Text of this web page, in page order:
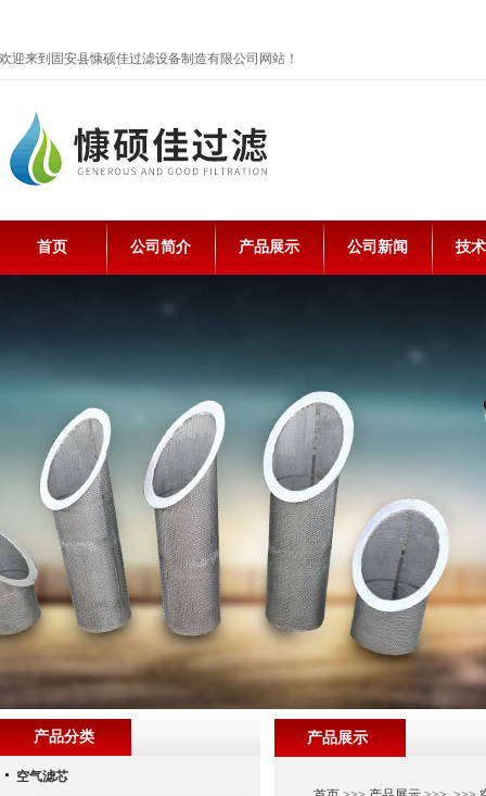
欢迎来到固安县慷硕佳过滤设备制造有限公司网站！
首页 公司简介 产品展示 公司新闻 技
产品展示
产品分类
空气滤芯